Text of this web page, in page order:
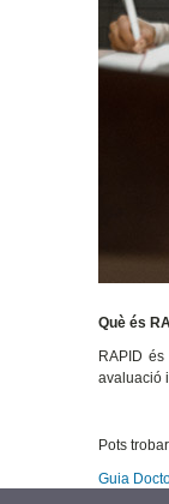
Què és
RAPID
avaluació
Pots
Guia